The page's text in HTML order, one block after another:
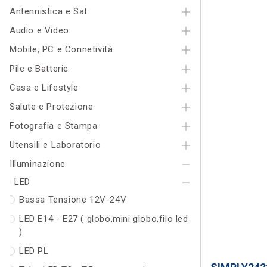
Antennistica e Sat
Audio e Video
Mobile, PC e Connetività
Pile e Batterie
Casa e Lifestyle
Salute e Protezione
Fotografia e Stampa
Utensili e Laboratorio
Illuminazione
LED
Bassa Tensione 12V-24V
LED E14 - E27 ( globo,mini globo,filo led
)
LED PL